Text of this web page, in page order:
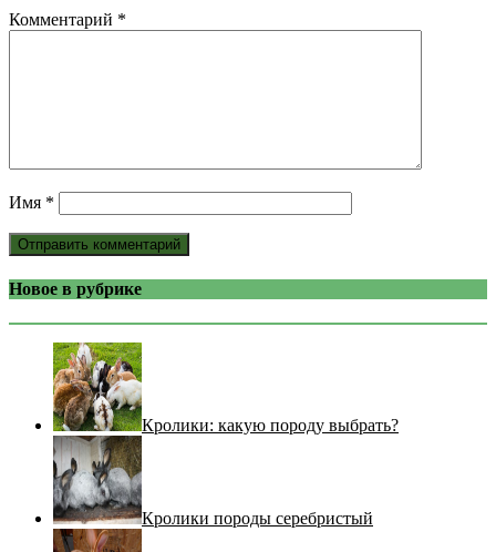
Комментарий *
Имя *
Новое в рубрике
Кролики: какую породу выбрать?
Кролики породы серебристый